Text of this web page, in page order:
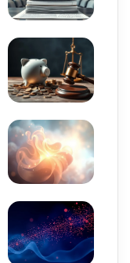
درک صحیح از مفهوم
قضایی و ثبتی است که
می شود و به افراد
برسانند.
تعریف
در نظام حقوقی ایران،
دستور اجرای مفاد یک
ها و مراجع قضایی) یا
رسمی یا اداره ثبت
ثبت صادر می شود.
است که در سند یا حکم
اطمینان حاصل شود
عمل رسیده و صرفاً روی